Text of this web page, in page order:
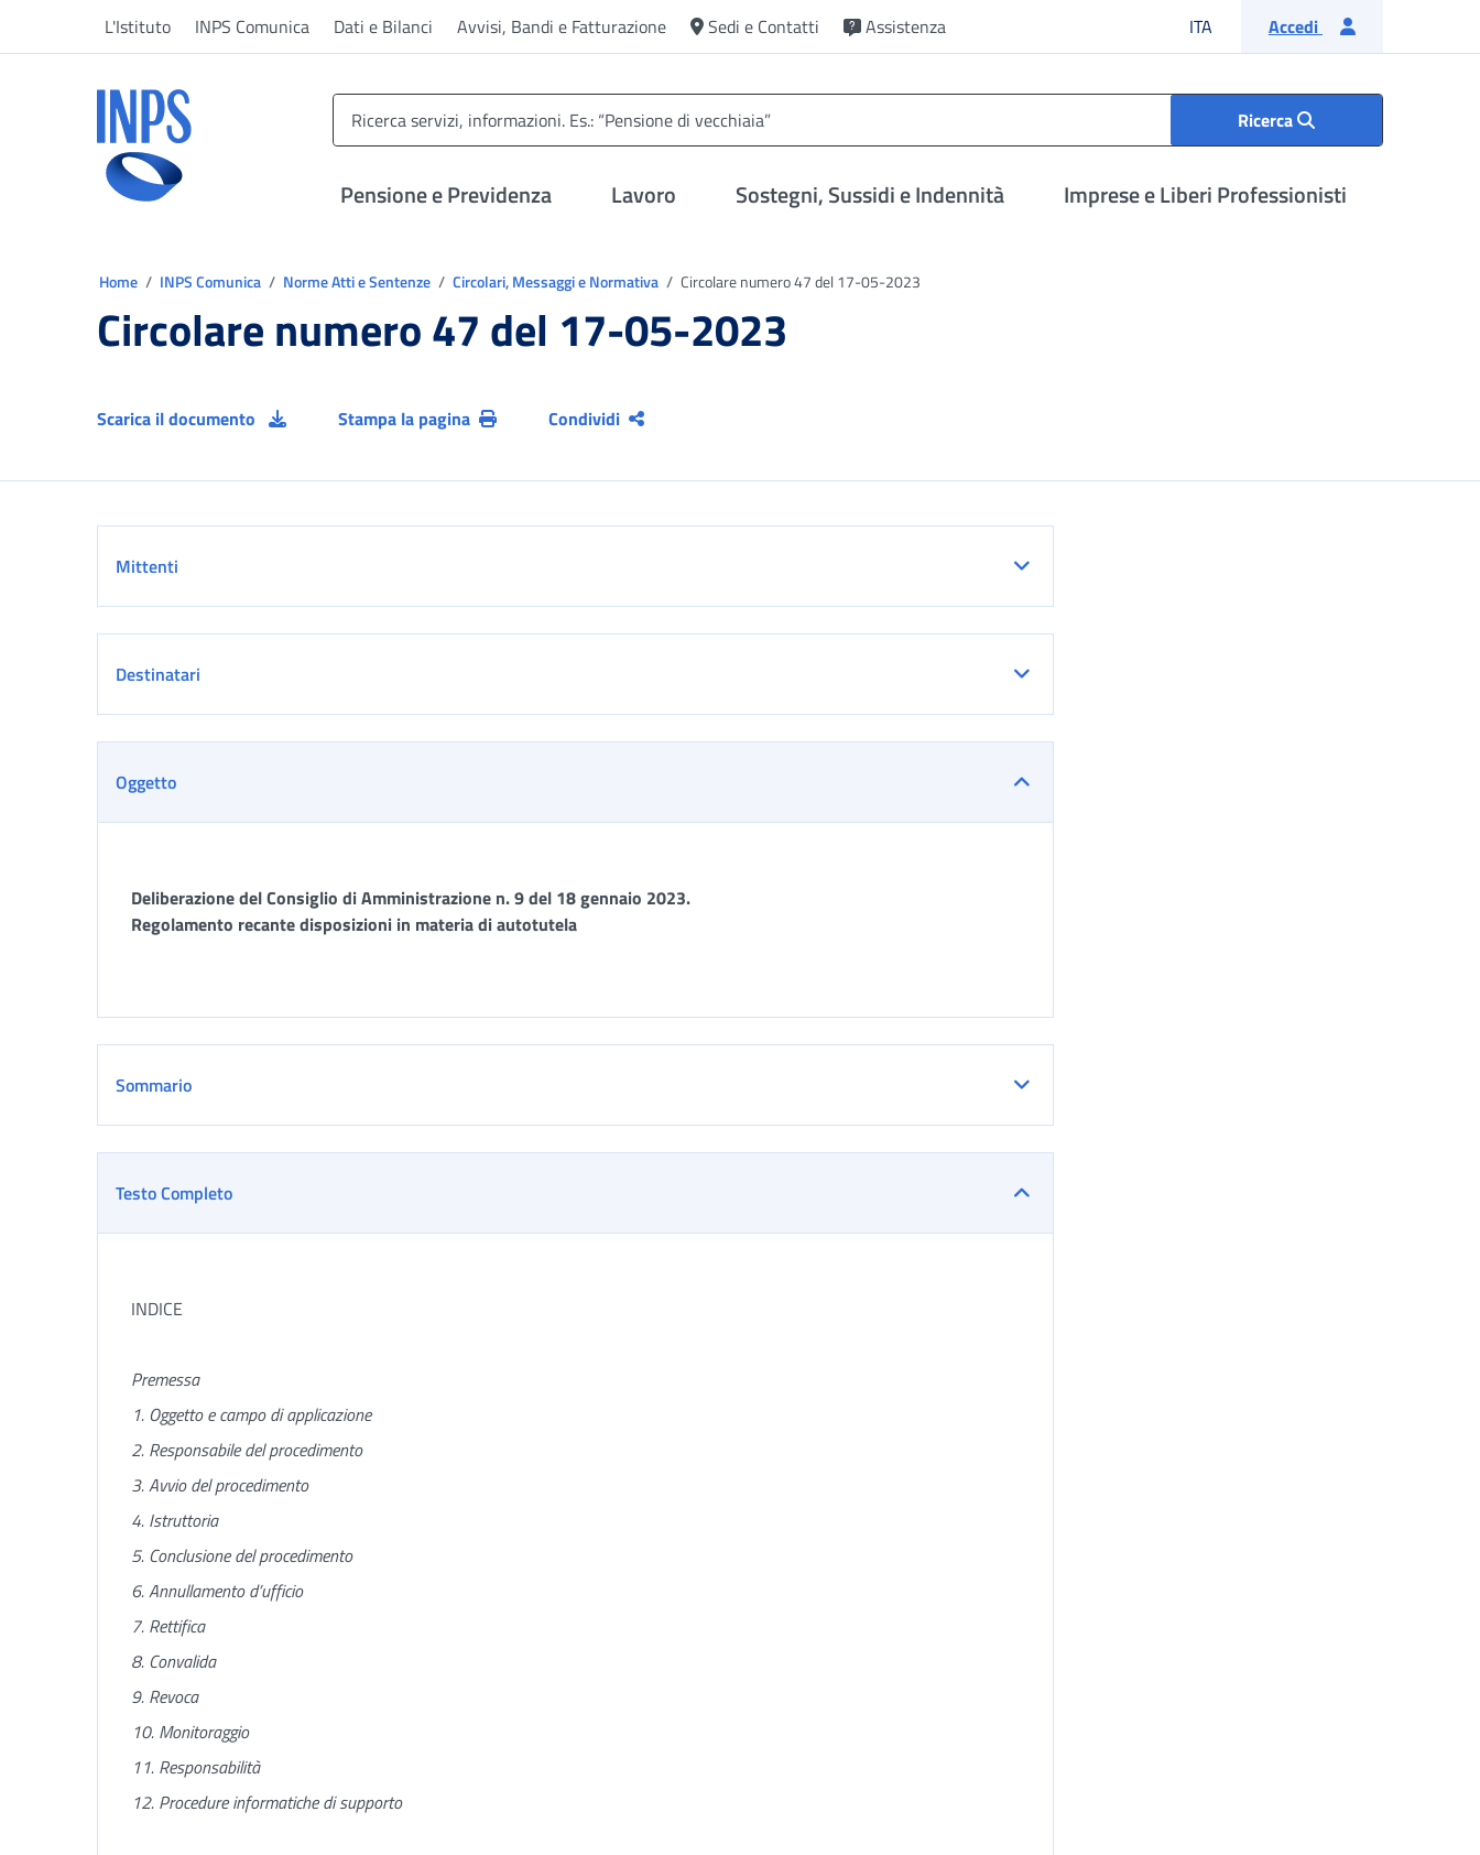
L'Istituto INPS Comunica Dati e Bilanci Avvisi, Bandi e Fatturazione Sedi e Contatti Assistenza ITA Lingua italiana
Accedi
Ricerca
Pensione e Previdenza Lavoro Sostegni, Sussidi e Indennità Imprese e Liberi Professionisti
Home INPS Comunica Norme Atti e Sentenze Circolari, Messaggi e Normativa Circolare numero 47 del 17-05-2023
Circolare numero 47 del 17-05-2023
Scarica il documento Stampa la pagina Condividi
Mittenti
Destinatari
Oggetto
Deliberazione del Consiglio di Amministrazione n. 9 del 18 gennaio 2023.
Regolamento recante disposizioni in materia di autotutela
Sommario
Testo Completo
INDICE
Premessa
1. Oggetto e campo di applicazione
2. Responsabile del procedimento
3. Avvio del procedimento
4. Istruttoria
5. Conclusione del procedimento
6. Annullamento d’ufficio
7. Rettifica
8. Convalida
9. Revoca
10. Monitoraggio
11. Responsabilità
12. Procedure informatiche di supporto